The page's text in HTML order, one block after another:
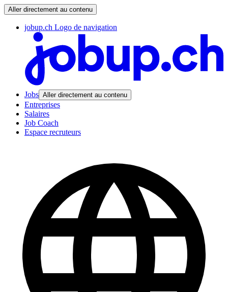
Aller directement au contenu
jobup.ch Logo de navigation
Jobs Aller directement au contenu
Entreprises
Salaires
Job Coach
Espace recruteurs